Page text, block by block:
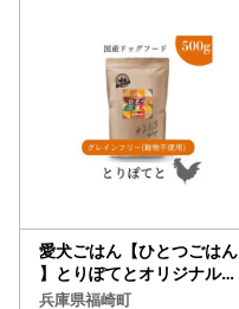
愛犬ごはん【ひとつごはん
】とりぽてとオリジナルブ
レンド500g 無添加 厳選
兵庫県福崎町